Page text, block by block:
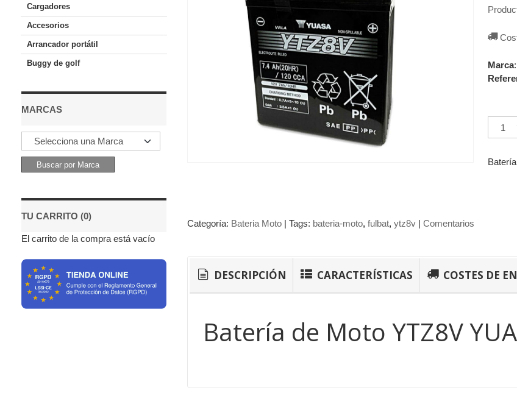
Cargadores
Accesorios
Arrancador portátil
Buggy de golf
MARCAS
TU CARRITO (0)
El carrito de la compra está vacío
Marca:
Categoría: Bateria Moto| Tags: bateria-moto fulbat ytz8v | Comentarios
DESCRIPCIÓN CARACTERÍSTICAS COSTES DE
Batería de Moto YTZ8V